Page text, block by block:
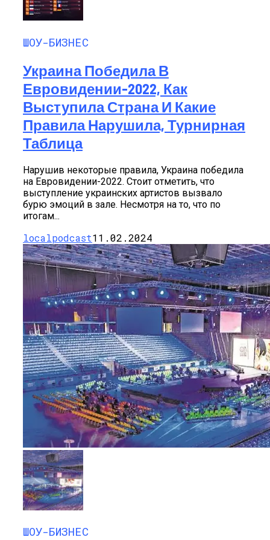
ШОУ-БИЗНЕС
Украина Победила В
Евровидении-2022, Как
Выступила Страна И Какие
Правила Нарушила, Турнирная
Таблица
Нарушив некоторые правила, Украина победила
на Евровидении-2022. Стоит отметить, что
выступление украинских артистов вызвало
бурю эмоций в зале. Несмотря на то, что по
итогам...
localpodcast11.02.2024
ШОУ-БИЗНЕС